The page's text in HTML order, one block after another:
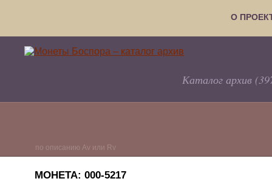
О
Каталог архив
по описанию Av или Rv
МОНЕТА: 000-5217